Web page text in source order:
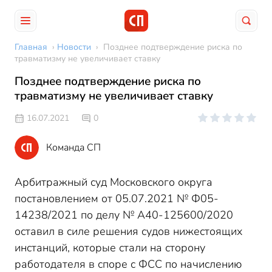
Главная › Новости › Позднее подтверждение риска по
травматизму не увеличивает ставку
Позднее подтверждение риска по
травматизму не увеличивает ставку
16.07.2021 0
Команда СП
Арбитражный суд Московского округа
постановлением от 05.07.2021 № Ф05-
14238/2021 по делу № А40-125600/2020
оставил в силе решения судов нижестоящих
инстанций, которые стали на сторону
работодателя в споре с ФСС по начислению